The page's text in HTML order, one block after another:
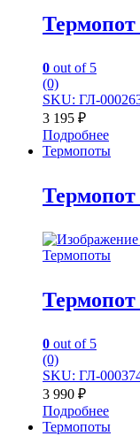
Термопот
0 out of 5
(0)
SKU: ГЛ-
3 195 ₽
Подробнее
Термопоты
Термопот
Термопоты
Термопот
0 out of 5
(0)
SKU: ГЛ-
3 990 ₽
Подробнее
Термопоты